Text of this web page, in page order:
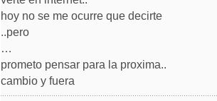
hoy no se me ocurre que decirte
..pero
…
prometo pensar para la proxima..
cambio y fuera